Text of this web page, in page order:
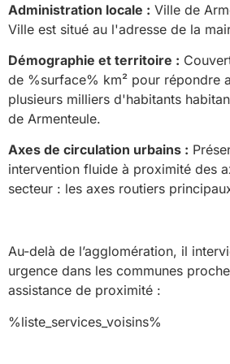
Administration locale : Ville de
Ville est situé au l'adresse de la
Démographie et territoire :
de %surface% km² pour répondre
plusieurs milliers d'habitants
de Armenteule.
Axes de circulation urbains :
intervention fluide à proximité des
secteur : les axes routiers
Au-delà de l’agglomération, il
urgence dans les communes
assistance de proximité :
%liste_services_voisins%